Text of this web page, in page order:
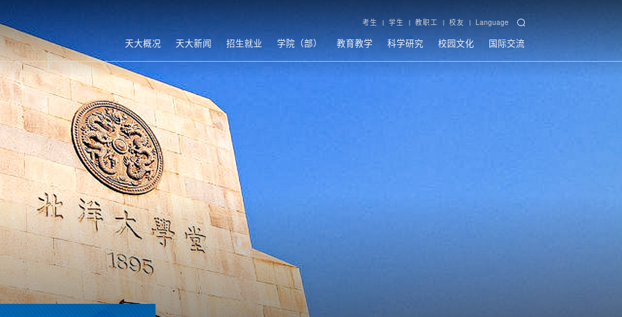
考生 学生 教职工 校友 Language
天大概况 天大新闻 招生就业 学院（部） 教育教学 科学研究 校园文化 国际交流